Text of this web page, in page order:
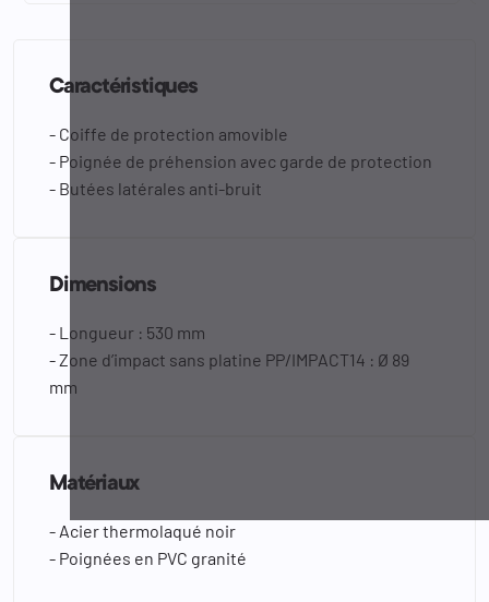
Caractéristiques
- Coiffe de protection amovible
- Poignée de préhension avec garde de protection
- Butées latérales anti-bruit
Dimensions
- Longueur : 530 mm
- Zone d’impact sans platine PP/IMPACT14 : Ø 89
mm
Matériaux
- Acier thermolaqué noir
- Poignées en PVC granité